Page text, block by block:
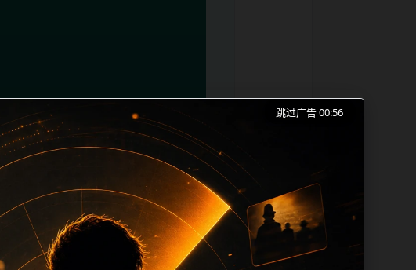
乐圈撕逼吃瓜事件、网红热点和同类长尾需求展
索的成本。内容更新时优先保留真实可点击入口、
跳过广告 00:56